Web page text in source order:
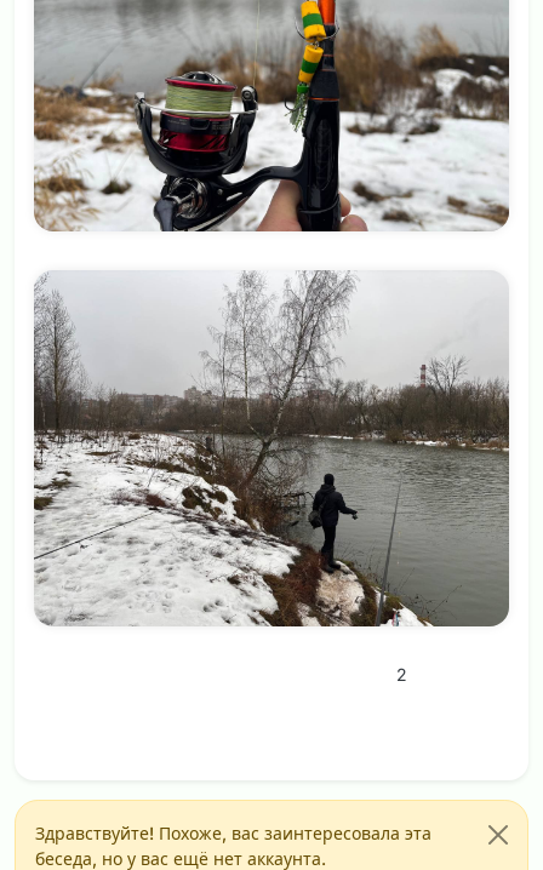
2
Здравствуйте! Похоже, вас заинтересовала эта
беседа, но у вас ещё нет аккаунта.